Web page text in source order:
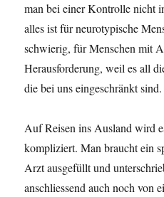
man bei einer Kontrolle nicht
alles ist für neurotypische
schwierig, für Menschen mit
Herausforderung, weil es all
die bei uns eingeschränkt sind.
Auf Reisen ins Ausland wird
kompliziert. Man braucht ein
Arzt ausgefüllt und
anschliessend auch noch von